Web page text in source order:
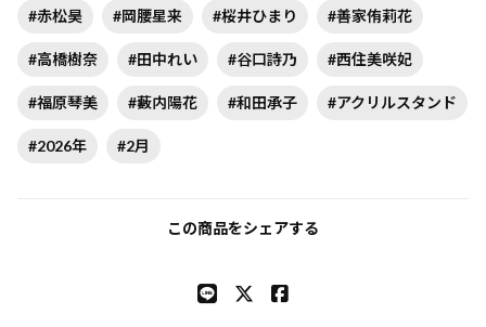
#赤松昊 #岡腰星来 #桜井ひまり #善家侑莉花
#高橋樹奈 #田中れい #谷口詩乃 #西住美咲妃
#福原琴美 #藪内陽花 #和田承子 #アクリルスタンド
#2026年 #2月
この商品をシェアする